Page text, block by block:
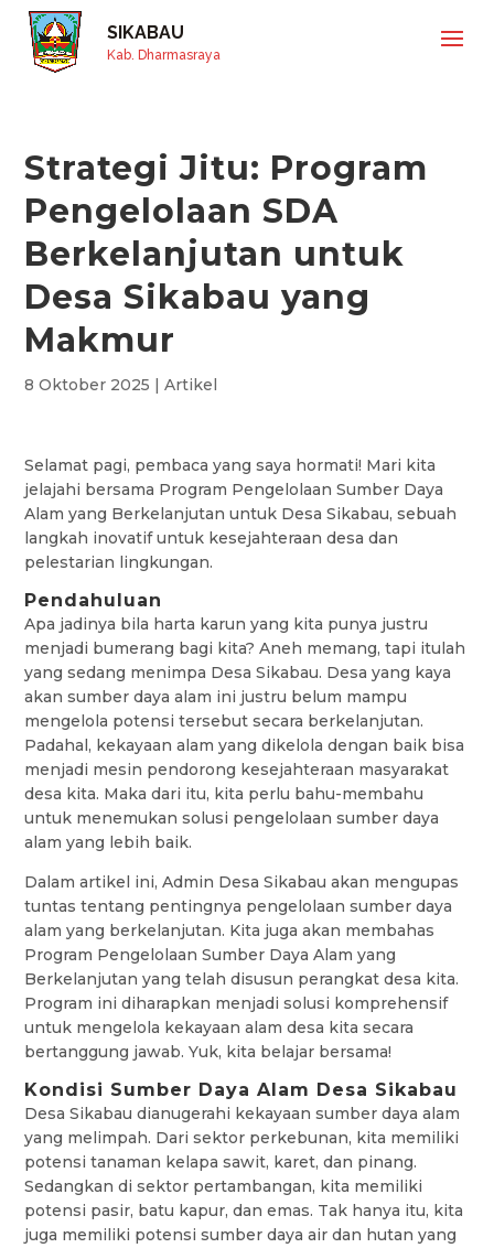
SIKABAU
Kab. Dharmasraya
Strategi Jitu: Program
Pengelolaan SDA
Berkelanjutan untuk
Desa Sikabau yang
Makmur
8 Oktober 2025 |Artikel
Selamat pagi, pembaca yang saya hormati! Mari kita
jelajahi bersama Program Pengelolaan Sumber Daya
Alam yang Berkelanjutan untuk Desa Sikabau, sebuah
langkah inovatif untuk kesejahteraan desa dan
pelestarian lingkungan.
Pendahuluan
Apa jadinya bila harta karun yang kita punya justru
menjadi bumerang bagi kita? Aneh memang, tapi itulah
yang sedang menimpa Desa Sikabau. Desa yang kaya
akan sumber daya alam ini justru belum mampu
mengelola potensi tersebut secara berkelanjutan.
Padahal, kekayaan alam yang dikelola dengan baik bisa
menjadi mesin pendorong kesejahteraan masyarakat
desa kita. Maka dari itu, kita perlu bahu-membahu
untuk menemukan solusi pengelolaan sumber daya
alam yang lebih baik.
Dalam artikel ini, Admin Desa Sikabau akan mengupas
tuntas tentang pentingnya pengelolaan sumber daya
alam yang berkelanjutan. Kita juga akan membahas
Program Pengelolaan Sumber Daya Alam yang
Berkelanjutan yang telah disusun perangkat desa kita.
Program ini diharapkan menjadi solusi komprehensif
untuk mengelola kekayaan alam desa kita secara
bertanggung jawab. Yuk, kita belajar bersama!
Kondisi Sumber Daya Alam Desa Sikabau
Desa Sikabau dianugerahi kekayaan sumber daya alam
yang melimpah. Dari sektor perkebunan, kita memiliki
potensi tanaman kelapa sawit, karet, dan pinang.
Sedangkan di sektor pertambangan, kita memiliki
potensi pasir, batu kapur, dan emas. Tak hanya itu, kita
juga memiliki potensi sumber daya air dan hutan yang